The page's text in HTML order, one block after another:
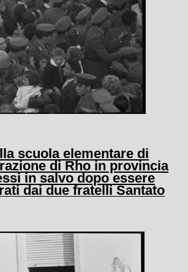
scuola elementare di
di Rho in provincia
in salvo dopo essere
dai due fratelli Santato